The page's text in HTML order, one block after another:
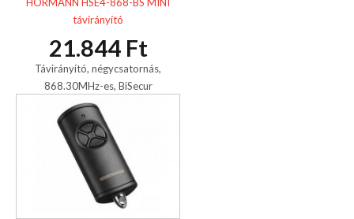
távirányító
21.844 Ft
Távirányító, négycsatornás,
868.30MHz-es, BiSecur